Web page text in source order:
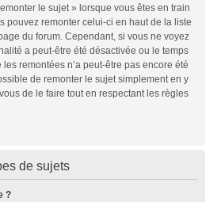
le sujet » lorsque vous êtes en train
pouvez remonter celui-ci en haut de la liste
du forum. Cependant, si vous ne voyez
a peut-être été désactivée ou le temps
les remontées n’a peut-être pas encore été
de remonter le sujet simplement en y
de le faire tout en respectant les règles
de sujets
?